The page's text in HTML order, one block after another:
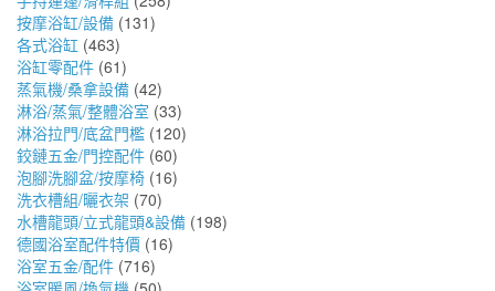
按摩浴缸/設備 (131)
各式浴缸 (463)
浴缸零配件 (61)
蒸氣機/桑拿設備 (42)
淋浴/蒸氣/整體浴室 (33)
淋浴拉門/底盆門檻 (120)
鉸鏈五金/門控配件 (60)
泡腳洗腳盆/按摩椅 (16)
洗衣槽組/曬衣架 (70)
水槽龍頭/立式龍頭&設備 (198)
德國浴室配件特價 (16)
浴室五金/配件 (716)